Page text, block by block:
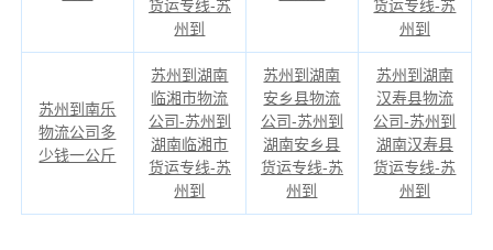
货运专线-苏
州到
货运专线-苏
州到
苏州到南乐
物流公司多
少钱一公斤
苏州到湖南
临湘市物流
公司-苏州到
湖南临湘市
货运专线-苏
州到
苏州到湖南
安乡县物流
公司-苏州到
湖南安乡县
货运专线-苏
州到
苏州到湖南
汉寿县物流
公司-苏州到
湖南汉寿县
货运专线-苏
州到